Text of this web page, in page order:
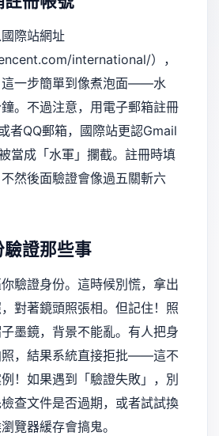
際站網址
international/），
這一步簡單到像煮泡面——水
。不過注意，用電子郵箱註冊
者QQ郵箱，國際站更認Gmail
當成「水軍」攔截。註冊時填
然後面驗證會像過五關斬六
證那些事
驗證身份。這時候別慌，拿出
對著鏡頭照張相。但記住！照
墨鏡，背景不能亂。有人把身
照，結果系統直接拒批——這不
！如果遇到「驗證失敗」，別
查文件是否過期，或者試試換
覽器緩存會搞鬼。